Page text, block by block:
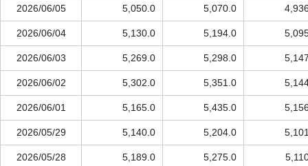
2026/06/05 5,050.0 5,070.0
2026/06/04 5,130.0 5,194.0
2026/06/03 5,269.0 5,298.0
2026/06/02 5,302.0 5,351.0
2026/06/01 5,165.0 5,435.0
2026/05/29 5,140.0 5,204.0
2026/05/28 5,189.0 5,275.0